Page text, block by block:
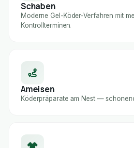
Schaben
Moderne Gel-Köder-Verfahren mit
Kontrollterminen.
Ameisen
Köderpräparate am Nest —